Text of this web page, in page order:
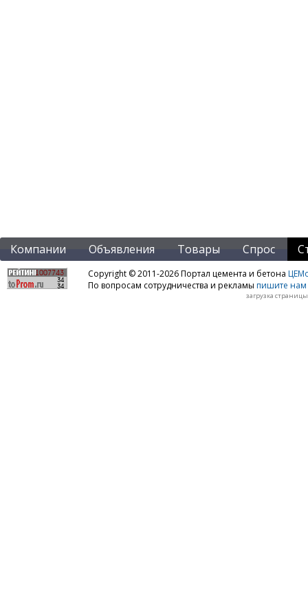
Компании Объявления Товары Спрос
Copyright © 2011-2026 Портал цемента и бетона
По вопросам сотрудничества и рекламы пишите нам
загрузка